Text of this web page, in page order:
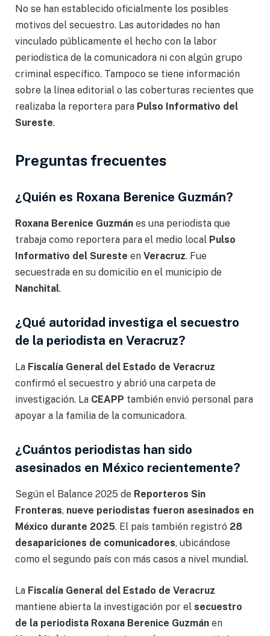
No se han establecido oficialmente los posibles
motivos del secuestro. Las autoridades no han
vinculado públicamente el hecho con la labor
periodística de la comunicadora ni con algún grupo
criminal específico. Tampoco se tiene información
sobre la línea editorial o las coberturas recientes que
realizaba la reportera para Pulso Informativo del
Sureste.
Preguntas frecuentes
¿Quién es Roxana Berenice Guzmán?
Roxana Berenice Guzmán es una periodista que
trabaja como reportera para el medio local Pulso
Informativo del Sureste en Veracruz. Fue
secuestrada en su domicilio en el municipio de
Nanchital.
¿Qué autoridad investiga el secuestro
de la periodista en Veracruz?
La Fiscalía General del Estado de Veracruz
confirmó el secuestro y abrió una carpeta de
investigación. La CEAPP también envió personal para
apoyar a la familia de la comunicadora.
¿Cuántos periodistas han sido
asesinados en México recientemente?
Según el Balance 2025 de Reporteros Sin
Fronteras, nueve periodistas fueron asesinados en
México durante 2025. El país también registró 28
desapariciones de comunicadores, ubicándose
como el segundo país con más casos a nivel mundial.
La Fiscalía General del Estado de Veracruz
mantiene abierta la investigación por el secuestro
de la periodista Roxana Berenice Guzmán en